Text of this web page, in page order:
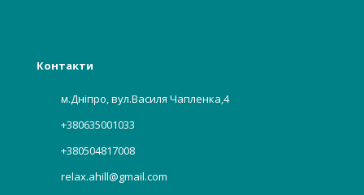
Контакти
м.Дніпро, вул.Василя Чапленка,4
+380635001033
+380504817008
relax.ahill@gmail.com